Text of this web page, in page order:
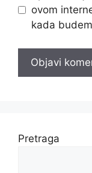
ovom
kada
Pretraga